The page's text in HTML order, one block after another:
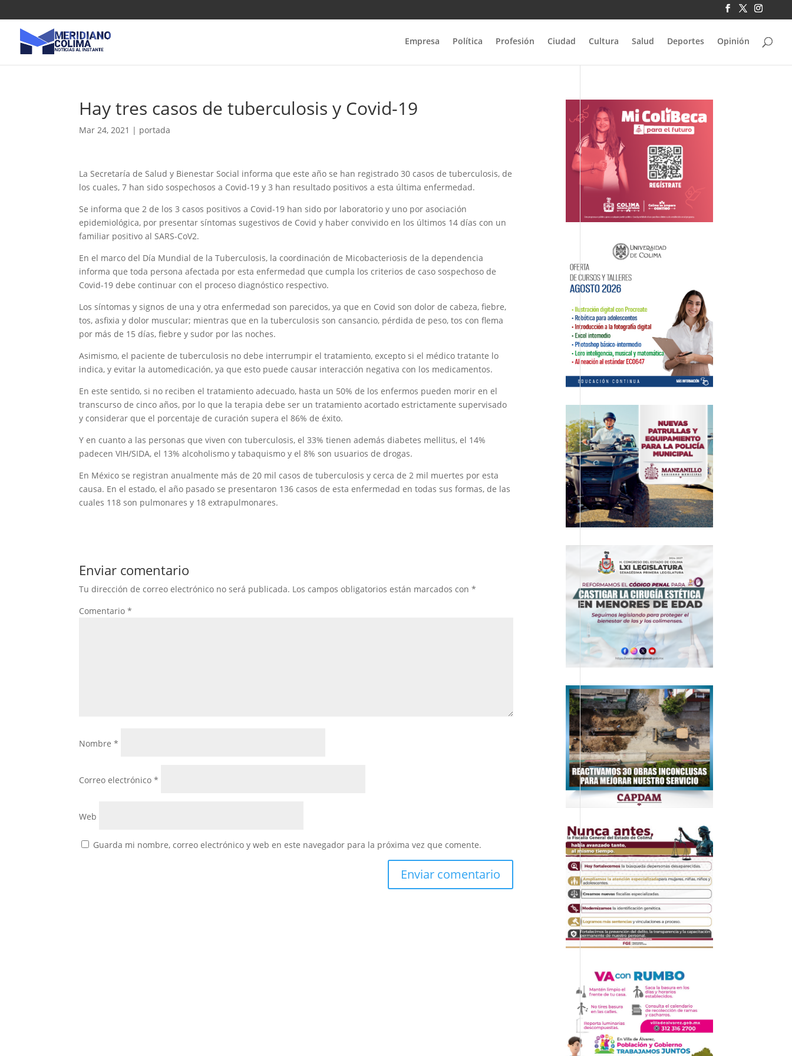
Empresa Política Profesión Ciudad Cultura Salud Deportes Opinión
Hay tres casos de tuberculosis y Covid-19
Mar 24, 2021 | portada
La Secretaría de Salud y Bienestar Social informa que este año se han registrado 30 casos de tuberculosis, de
los cuales, 7 han sido sospechosos a Covid-19 y 3 han resultado positivos a esta última enfermedad.
Se informa que 2 de los 3 casos positivos a Covid-19 han sido por laboratorio y uno por asociación
epidemiológica, por presentar síntomas sugestivos de Covid y haber convivido en los últimos 14 días con un
familiar positivo al SARS-CoV2.
En el marco del Día Mundial de la Tuberculosis, la coordinación de Micobacteriosis de la dependencia
informa que toda persona afectada por esta enfermedad que cumpla los criterios de caso sospechoso de
Covid-19 debe continuar con el proceso diagnóstico respectivo.
Los síntomas y signos de una y otra enfermedad son parecidos, ya que en Covid son dolor de cabeza, fiebre,
tos, asfixia y dolor muscular; mientras que en la tuberculosis son cansancio, pérdida de peso, tos con flema
por más de 15 días, fiebre y sudor por las noches.
Asimismo, el paciente de tuberculosis no debe interrumpir el tratamiento, excepto si el médico tratante lo
indica, y evitar la automedicación, ya que esto puede causar interacción negativa con los medicamentos.
En este sentido, si no reciben el tratamiento adecuado, hasta un 50% de los enfermos pueden morir en el
transcurso de cinco años, por lo que la terapia debe ser un tratamiento acortado estrictamente supervisado
y considerar que el porcentaje de curación supera el 86% de éxito.
Y en cuanto a las personas que viven con tuberculosis, el 33% tienen además diabetes mellitus, el 14%
padecen VIH/SIDA, el 13% alcoholismo y tabaquismo y el 8% son usuarios de drogas.
En México se registran anualmente más de 20 mil casos de tuberculosis y cerca de 2 mil muertes por esta
causa. En el estado, el año pasado se presentaron 136 casos de esta enfermedad en todas sus formas, de las
cuales 118 son pulmonares y 18 extrapulmonares.
Enviar comentario
Tu dirección de correo electrónico no será publicada. Los campos obligatorios están marcados con*
Comentario*
Nombre*
Correo electrónico*
Web
Guarda mi nombre, correo electrónico y web en este navegador para la próxima vez que comente.